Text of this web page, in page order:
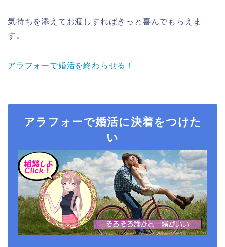
気持ちを添えてお渡しすればきっと喜んでもらえま
す。
アラフォーで婚活を終わらせる！
アラフォーで婚活に決着をつけた
い